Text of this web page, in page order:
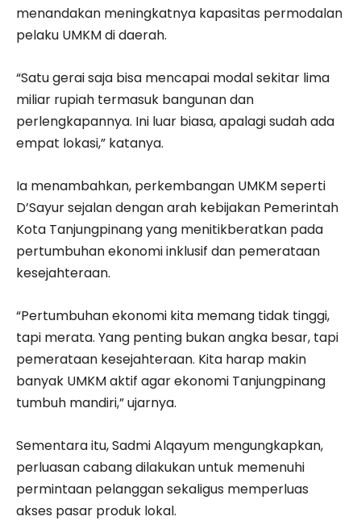
menandakan meningkatnya kapasitas permodalan
pelaku UMKM di daerah.
“Satu gerai saja bisa mencapai modal sekitar lima
miliar rupiah termasuk bangunan dan
perlengkapannya. Ini luar biasa, apalagi sudah ada
empat lokasi,” katanya.
Ia menambahkan, perkembangan UMKM seperti
D’Sayur sejalan dengan arah kebijakan Pemerintah
Kota Tanjungpinang yang menitikberatkan pada
pertumbuhan ekonomi inklusif dan pemerataan
kesejahteraan.
“Pertumbuhan ekonomi kita memang tidak tinggi,
tapi merata. Yang penting bukan angka besar, tapi
pemerataan kesejahteraan. Kita harap makin
banyak UMKM aktif agar ekonomi Tanjungpinang
tumbuh mandiri,” ujarnya.
Sementara itu, Sadmi Alqayum mengungkapkan,
perluasan cabang dilakukan untuk memenuhi
permintaan pelanggan sekaligus memperluas
akses pasar produk lokal.